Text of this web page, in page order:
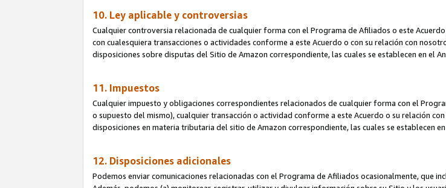
10. Ley aplicable y controversias
Cualquier controversia relacionada de cualquier forma con el Programa de Afiliados o este
con cualesquiera transacciones o actividades conforme a este Acuerdo o con su relación con
disposiciones sobre disputas del Sitio de Amazon correspondiente, las cuales se establecen en el
11. Impuestos
Cualquier impuesto y obligaciones correspondientes relacionados de cualquier forma con el
o supuesto del mismo), cualquier transacción o actividad conforme a este Acuerdo o su relación
disposiciones en materia tributaria del sitio de Amazon correspondiente, las cuales se establecen en
12. Disposiciones adicionales
Podemos enviar comunicaciones relacionadas con el Programa de Afiliados ocasionalmente, que